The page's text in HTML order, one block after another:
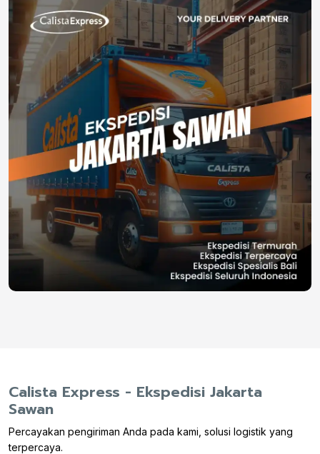
Calista Express - Ekspedisi Jakarta
Sawan
Percayakan pengiriman Anda pada kami, solusi logistik yang
terpercaya.